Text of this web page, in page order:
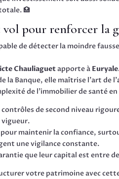
🏥
vol pour renforcer la
de détecter la moindre
Chauliaguetapporte à Euryale
la Banque, elle maîtrise l’art de l’
de l’immobilier de santé
de second niveau
vigueur.
maintenir la confiance,
une vigilance constante.
que leur capital est entre
votre patrimoine avec